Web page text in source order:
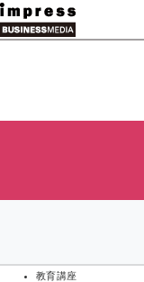
メ
イ
教育講座